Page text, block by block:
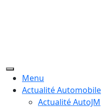
Menu
Actualité Automobile
Actualité AutoJM